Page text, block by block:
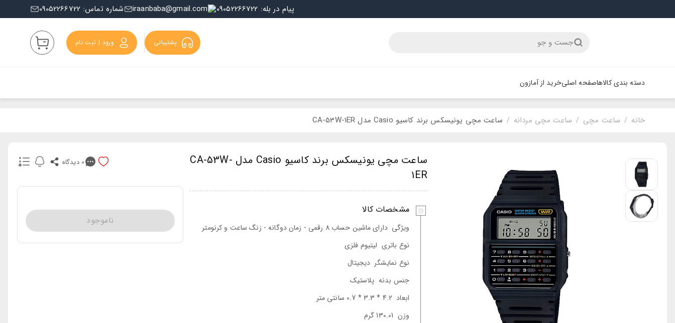
شماره تماس: 09052266722 iraanbaba@gmail.com پیام در بله: 09052266722
جست و جو پشتیبانی ورود | ثبت نام
دسته بندی کالاهاصفحه اصلیخرید از آمازون
خانه / ساعت مچی / ساعت مچی مردانه / ساعت مچی یونیسکس برند کاسیو Casio مدل CA-53W-1ER
ساعت مچی یونیسکس برند کاسیو Casio مدل CA-53W-
1ER
مشخصات کالا
ويژگی دارای ماشین حساب 8 رقمی - زمان دوگانه - زنگ ساعت و کرنومتر
نوع باتری لیتیوم فلزی
نوع نمایشگر دیجیتال
جنس بدنه پلاستیک
ابعاد 4.2 * 3.3 * 0.7 سانتی متر
وزن 130.01 گرم
0 دیدگاه
ناموجود